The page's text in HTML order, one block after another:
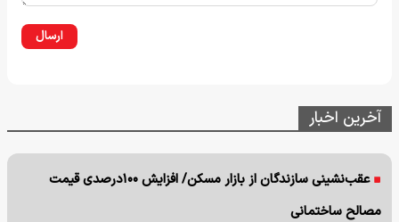
ارسال
آخرین اخبار
عقب‌نشینی سازندگان از بازار مسکن/ افزایش ۱۰۰درصدی قیمت
مصالح ساختمانی